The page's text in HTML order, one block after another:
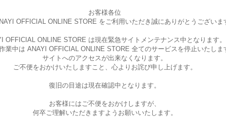
お客様各位
OFFICIAL ONLINE STORE をご利用いただき誠にありがとうございま
OFFICIAL ONLINE STORE は現在緊急サイトメンテナンス中となります。
業中は ANAYI OFFICIAL ONLINE STORE 全てのサービスを停止いたしま
サイトへのアクセスが出来なくなります。
ご不便をおかけいたしますこと、 心よりお詫び申し上げます。
復旧の目途は現在確認中となります。
お客様にはご不便をおかけしますが、
何卒ご理解いただきますようお願いいたします。